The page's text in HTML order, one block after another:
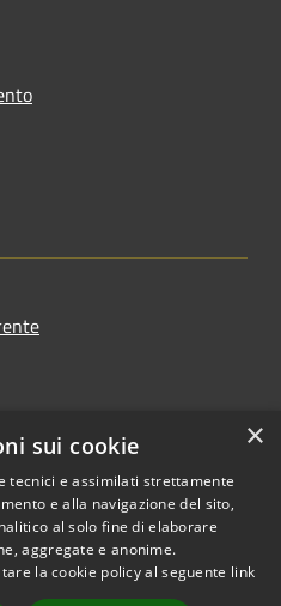
Copyright © 2026 • Comune di
×
sui cookie
tecnici e assimilati strettamente
e alla navigazione del sito,
al solo fine di elaborare
aggregate e anonime.
la cookie policy al seguente link